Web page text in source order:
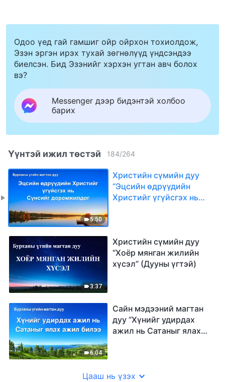
Одоо үед гай гамшиг ойр ойрхон тохиолдож,
Эзэн эргэн ирэх тухай зөгнөлүүд үндсэндээ
биелсэн. Бид Эзэнийг хэрхэн угтан авч болох
вэ?
Messenger дээр бидэнтэй холбоо
барих
Үүнтэй ижил төстэй 184/264
5:50
Христийн сүмийн дуу
“Эцсийн өдрүүдийн
Христийг үгүйсгэх нь
3:37
Христийн сүмийн дуу
“Хоёр мянган жилийн
хүсэл” (Дууны үгтэй)
6:04
Сайн мэдээний магтан
дуу “Хүнийг удирдах
ажил нь Сатаныг ялах
Цааш нь үзэх